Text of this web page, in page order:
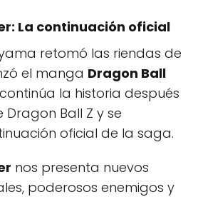
La continuación oficial
retomó las riendas de
el manga Dragon Ball
la historia después
Ball Z y se
oficial de la saga.
nos presenta nuevos
poderosos enemigos y